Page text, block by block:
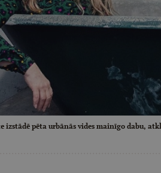
izstādē pēta urbānās vides mainīgo dabu,